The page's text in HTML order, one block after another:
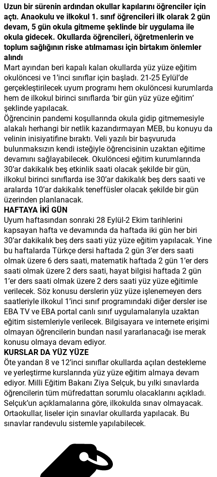
Uzun bir sürenin ardından okullar kapılarını öğrenciler için
açtı. Anaokulu ve ilkokul 1. sınıf öğrencileri ilk olarak 2 gün
devam, 5 gün okula gitmeme şeklinde bir uygulama ile
okula gidecek. Okullarda öğrencileri, öğretmenlerin ve
toplum sağlığının riske atılmaması için birtakım önlemler
alındı
Mart ayından beri kapalı kalan okullarda yüz yüze eğitim
okulöncesi ve 1’inci sınıflar için başladı. 21-25 Eylül’de
gerçekleştirilecek uyum programı hem okulöncesi kurumlarda
hem de ilkokul birinci sınıflarda ‘bir gün yüz yüze eğitim’
şeklinde yapılacak.
Öğrencinin pandemi koşullarında okula gidip gitmemesiyle
alakalı herhangi bir netlik kazandırmayan MEB, bu konuyu da
velinin inisiyatifine bıraktı. Veli yazılı bir başvuruda
bulunmaksızın kendi isteğiyle öğrencisinin uzaktan eğitime
devamını sağlayabilecek. Okulöncesi eğitim kurumlarında
30’ar dakikalık beş etkinlik saati olacak şekilde bir gün,
ilkokul birinci sınıflarda ise 30’ar dakikalık beş ders saati ve
aralarda 10’ar dakikalık teneffüsler olacak şekilde bir gün
üzerinden planlanacak.
HAFTAYA İKİ GÜN
Uyum haftasından sonraki 28 Eylül-2 Ekim tarihlerini
kapsayan hafta ve devamında da haftada iki gün her biri
30’ar dakikalık beş ders saati yüz yüze eğitim yapılacak. Yine
bu haftalarda Türkçe dersi haftada 2 gün 3’er ders saati
olmak üzere 6 ders saati, matematik haftada 2 gün 1’er ders
saati olmak üzere 2 ders saati, hayat bilgisi haftada 2 gün
1’er ders saati olmak üzere 2 ders saati yüz yüze eğitimle
verilecek. Söz konusu derslerin yüz yüze işlenemeyen ders
saatleriyle ilkokul 1’inci sınıf programındaki diğer dersler ise
EBA TV ve EBA portal canlı sınıf uygulamalarıyla uzaktan
eğitim sistemleriyle verilecek. Bilgisayara ve internete erişimi
olmayan öğrencilerin bundan nasıl yararlanacağı ise merak
konusu olmaya devam ediyor.
KURSLAR DA YÜZ YÜZE
Öte yandan 8 ve 12’inci sınıflar okullarda açılan destekleme
ve yerleştirme kurslarında yüz yüze eğitim almaya devam
ediyor. Milli Eğitim Bakanı Ziya Selçuk, bu yılki sınavlarda
öğrencilerin tüm müfredattan sorumlu olacaklarını açıkladı.
Selçuk’un açıklamalarına göre, ilkokulda sınav olmayacak.
Ortaokullar, liseler için sınavlar okullarda yapılacak. Bu
sınavlar randevulu sistemle yapılabilecek.